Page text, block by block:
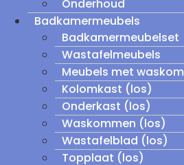
Onderhoud
Badkamermeubels
Badkamermeubelset
Wastafelmeubels
Meubels met waskom
Kolomkast (los)
Onderkast (los)
Waskommen (los)
Wastafelblad (los)
Topplaat (los)